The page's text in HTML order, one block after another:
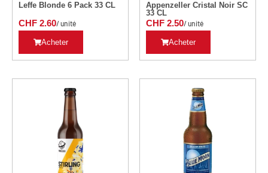
Leffe Blonde 6 Pack 33 CL
CHF 2.60/ unité
Acheter
Appenzeller Cristal Noir SC
33 CL
CHF 2.50/ unité
Acheter